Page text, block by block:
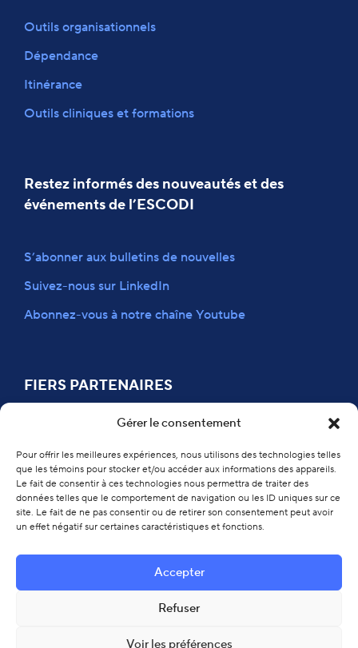
Gérer le consentement
Pour offrir les meilleures expériences, nous utilisons des technologies telles
que les témoins pour stocker et/ou accéder aux informations des appareils.
Le fait de consentir à ces technologies nous permettra de traiter des
données telles que le comportement de navigation ou les ID uniques sur ce
site. Le fait de ne pas consentir ou de retirer son consentement peut avoir
un effet négatif sur certaines caractéristiques et fonctions.
Accepter
Refuser
Voir les préférences
Outils organisationnels
Dépendance
Itinérance
Outils cliniques et formations
Restez informés des nouveautés et des
événements de l’ESCODI
S’abonner aux bulletins de nouvelles
Suivez-nous sur LinkedIn
Abonnez-vous à notre chaîne Youtube
FIERS PARTENAIRES